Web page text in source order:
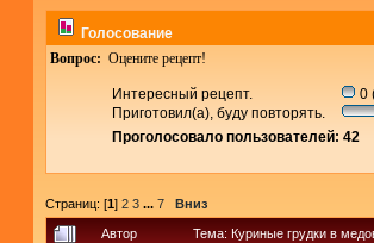
Голосование
Вопрос: Оцените рецепт!
Интересный рецепт.
0
Приготовил(а), буду повторять.
Проголосовало пользователей: 42
Страниц: [1] 2 3 ... 7 Вниз
Автор Тема: Куриные грудки в